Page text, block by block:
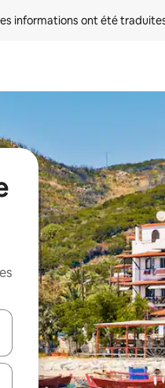
informations ont été
le haut et vers le bas